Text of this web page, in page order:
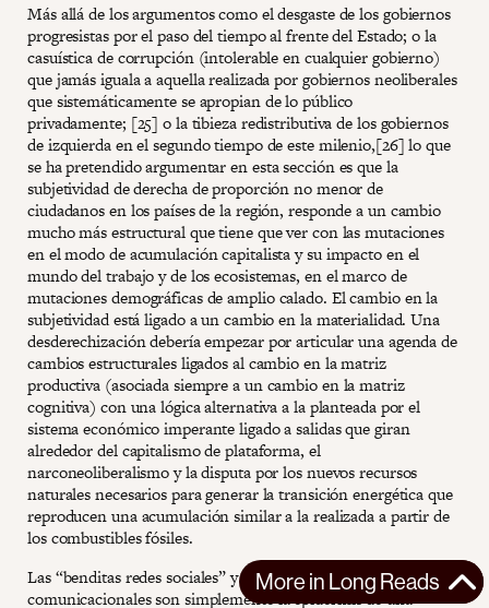
Más allá de los argumentos como el desgaste de los gobiernos
progresistas por el paso del tiempo al frente del Estado; o la
casuística de corrupción (intolerable en cualquier gobierno)
que jamás iguala a aquella realizada por gobiernos neoliberales
que sistemáticamente se apropian de lo público
privadamente; [25] o la tibieza redistributiva de los gobiernos
de izquierda en el segundo tiempo de este milenio,[26] lo que
se ha pretendido argumentar en esta sección es que la
subjetividad de derecha de proporción no menor de
ciudadanos en los países de la región, responde a un cambio
mucho más estructural que tiene que ver con las mutaciones
en el modo de acumulación capitalista y su impacto en el
mundo del trabajo y de los ecosistemas, en el marco de
mutaciones demográficas de amplio calado. El cambio en la
subjetividad está ligado a un cambio en la materialidad. Una
desderechización debería empezar por articular una agenda de
cambios estructurales ligados al cambio en la matriz
productiva (asociada siempre a un cambio en la matriz
cognitiva) con una lógica alternativa a la planteada por el
sistema económico imperante ligado a salidas que giran
alrededor del capitalismo de plataforma, el
narconeoliberalismo y la disputa por los nuevos recursos
naturales necesarios para generar la transición energética que
reproducen una acumulación similar a la realizada a partir de
los combustibles fósiles.
Las “benditas redes sociales” y los medios masivos
comunicacionales son simplemente la epidermis de una
More in Long Reads